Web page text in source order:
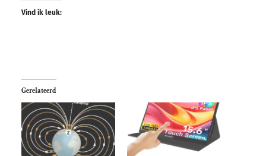
Vind ik leuk:
Gerelateerd